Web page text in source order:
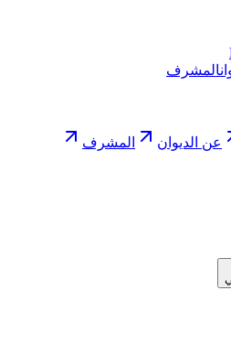
المشرف
عن الديوان المشرف